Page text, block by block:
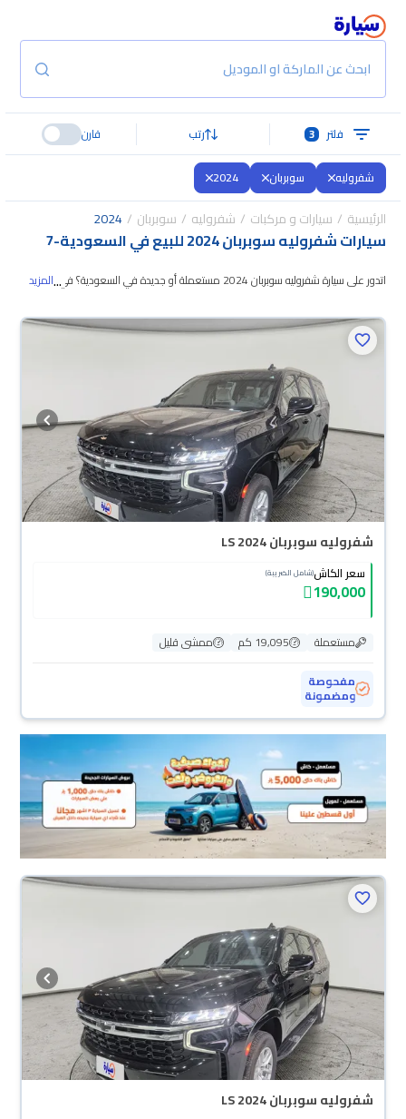
ابحث عن الماركة او الموديل
فلتر 3 رتب قارن
شفروليه سوبربان 2024
الرئيسية سيارات و مركبات شفروليه سوبربان 2024
سيارات شفروليه سوبربان 2024 للبيع في السعودية -
7
اتدور على سيارة شفروليه سوبربان 2024 مستعملة أو جديدة في السعودية؟ في
سيارات شفروليه سوبربان 2024 المستعملة مضمونة ومفحوصة بأكثر من 200
خلال 10 أيام بكل سهولة. والسيارات الجديدة مضمونة بضمان الوكالة، تقدر تشتريها
كاش أو تقسيط، وتحجزها أونلاين، وبتوصلك لين باب بيتك.
...المزيد
شفروليه سوبربان LS 2024
سعر الكاش(شامل الضريبة)
190,000
مستعملة 19,095 كم
ممشى قليل
مفحوصة
ومضمونة
شفروليه سوبربان LS 2024